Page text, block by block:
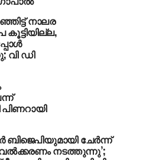
നാലര
വി ഡി
പിണറായി
ബിജെപിയുമായി ചേർന്ന്
നടത്തുന്നു’;